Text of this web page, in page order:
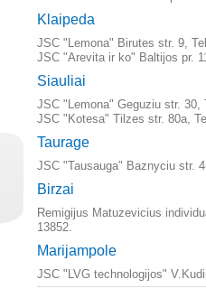
Klaipeda
JSC "Lemona" Birutes str. 9,
JSC "Arevita ir ko" Baltijos pr.
Siauliai
JSC "Lemona" Geguziu str. 30,
JSC "Kotesa" Tilzes str. 80a,
Taurage
JSC "Tausauga" Baznyciu str.
Birzai
Remigijus Matuzevicius
13852.
Marijampole
JSC "LVG technologijos"